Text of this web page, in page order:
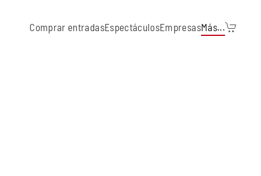
Comprar entradasEspectáculosEmpresasMás...